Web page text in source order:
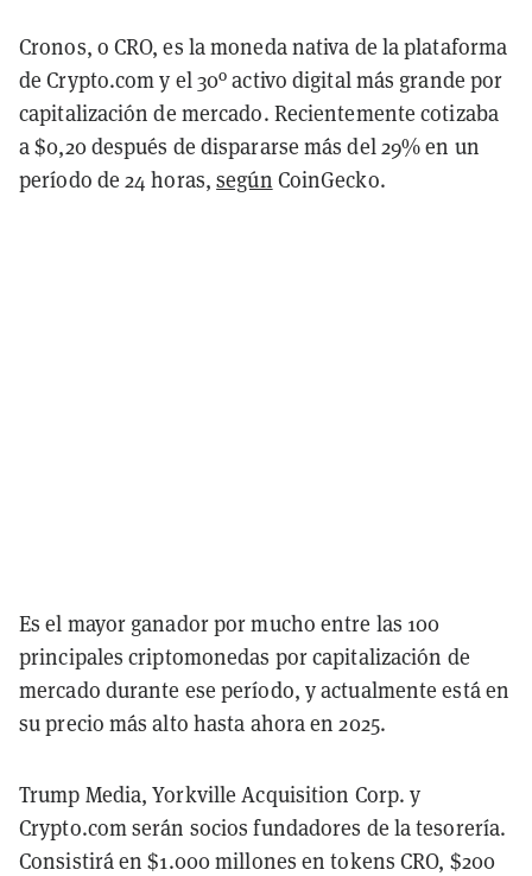
Cronos, o CRO, es la moneda nativa de la plataforma
de Crypto.com y el 30º activo digital más grande por
capitalización de mercado. Recientemente cotizaba
a $0,20 después de dispararse más del 29% en un
período de 24 horas,según CoinGecko.
Es el mayor ganador por mucho entre las 100
principales criptomonedas por capitalización de
mercado durante ese período, y actualmente está en
su precio más alto hasta ahora en 2025.
Trump Media, Yorkville Acquisition Corp. y
Crypto.com serán socios fundadores de la tesorería.
Consistirá en $1.000 millones en tokens CRO, $200